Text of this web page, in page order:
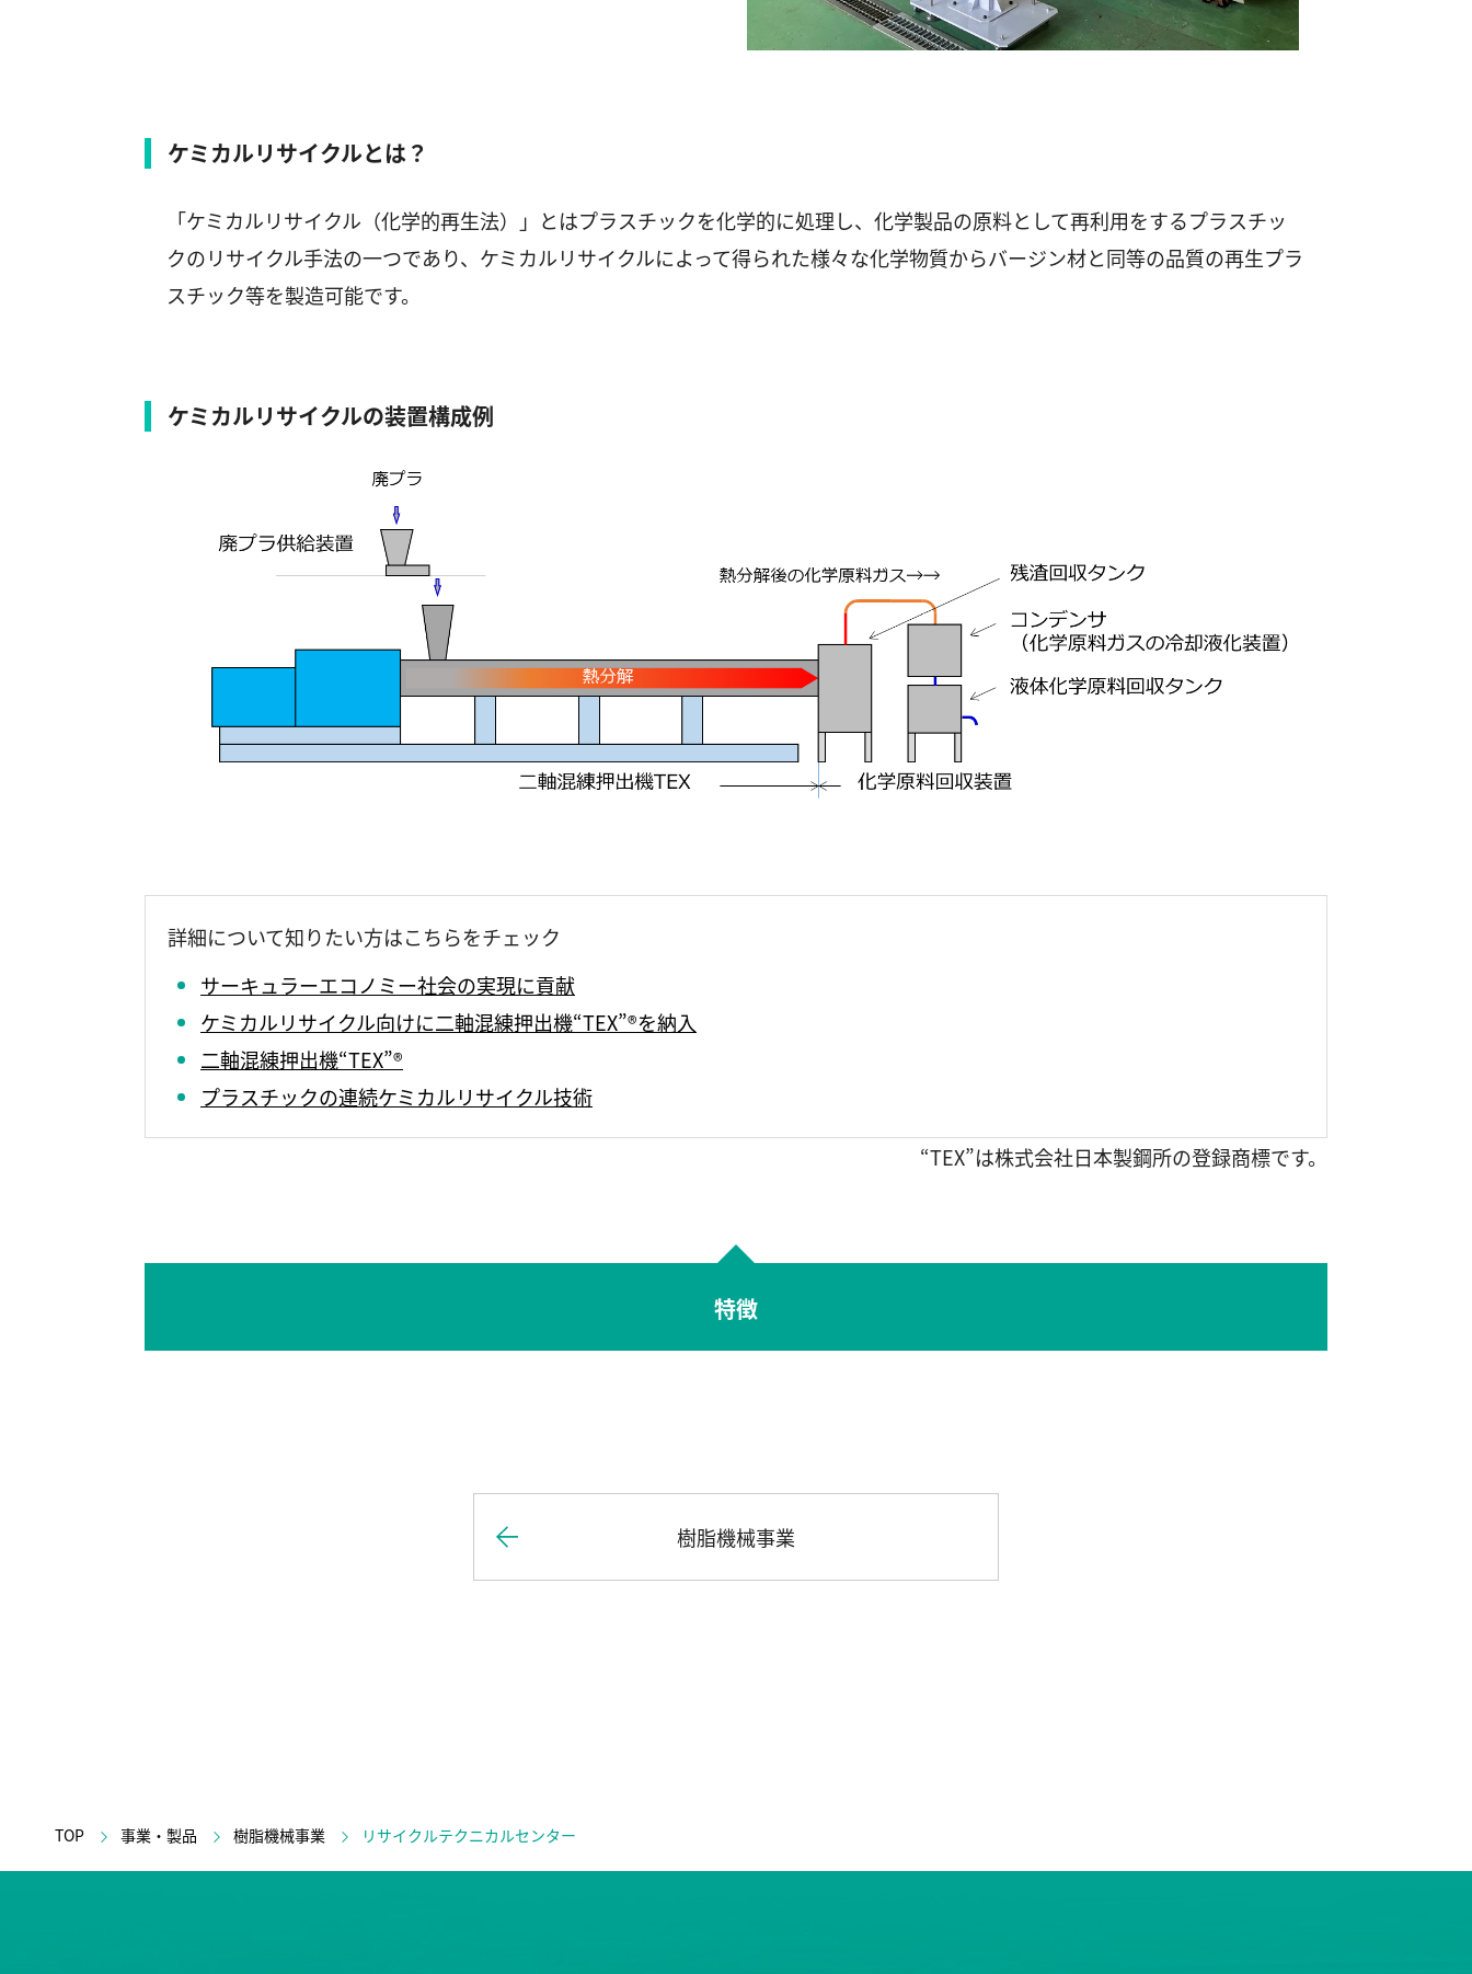
ケミカルリサイクルとは？
「ケミカルリサイクル（化学的再生法）」とはプラスチックを化学的に処理し、化学製品の原料として再利用をするプラスチッ
クのリサイクル手法の一つであり、ケミカルリサイクルによって得られた様々な化学物質からバージン材と同等の品質の再生プラ
スチック等を製造可能です。
ケミカルリサイクルの装置構成例
詳細について知りたい方はこちらをチェック
サーキュラーエコノミー社会の実現に貢献
ケミカルリサイクル向けに二軸混練押出機“TEX”®を納入
二軸混練押出機“TEX”®
プラスチックの連続ケミカルリサイクル技術
“TEX”は株式会社日本製鋼所の登録商標です。
特徴
樹脂機械事業
TOP 事業・製品 樹脂機械事業 リサイクルテクニカルセンター